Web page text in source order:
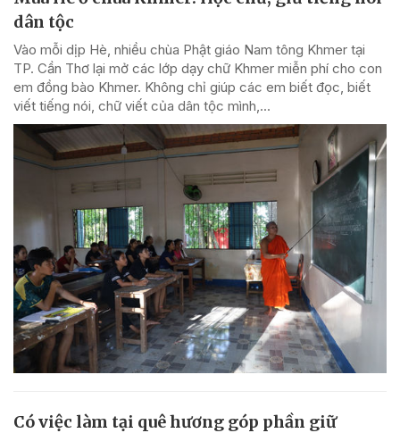
dân tộc
Vào mỗi dịp Hè, nhiều chùa Phật giáo Nam tông Khmer tại
TP. Cần Thơ lại mở các lớp dạy chữ Khmer miễn phí cho con
em đồng bào Khmer. Không chỉ giúp các em biết đọc, biết
viết tiếng nói, chữ viết của dân tộc mình,...
Có việc làm tại quê hương góp phần giữ